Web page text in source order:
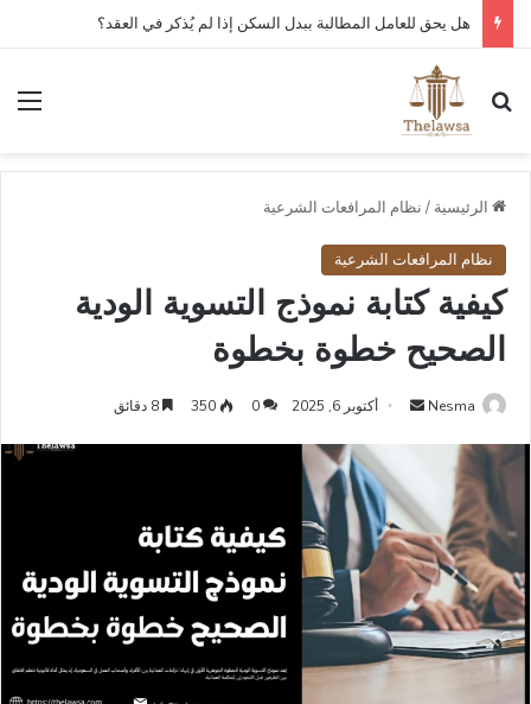
كم مدة قبول أو رفض عقد العمل الإلكتروني في قوى؟
بحث عن
الرئيسية / نظام المرافعات الشرعية
نظام المرافعات الشرعية
كيفية كتابة نموذج التسوية الودية
الصحيح خطوة بخطوة
Nesma
أرسل
إلكترونيا
أكتوبر 6, 2025 0
350